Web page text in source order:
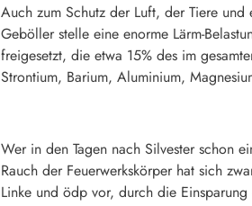
Auch zum Schutz der Luft, der Tiere
Geböller stelle eine enorme Lärm-
freigesetzt, die etwa 15% des im
Strontium, Barium, Aluminium,
Wer in den Tagen nach Silvester schon
Rauch der Feuerwerkskörper hat sich
Linke und ödp vor, durch die